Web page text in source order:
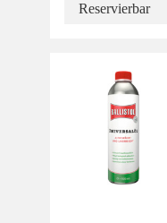
Reservierbar